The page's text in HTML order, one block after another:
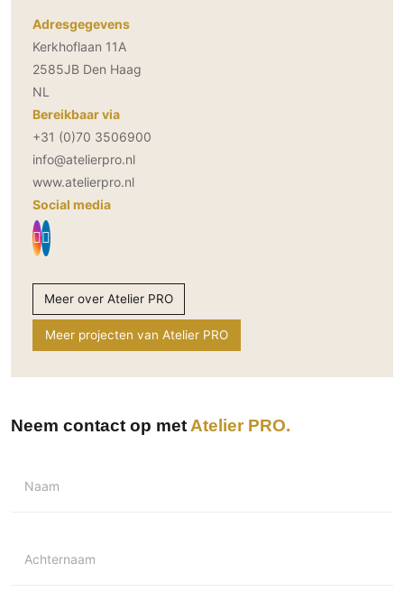
Adresgegevens
Kerkhoflaan 11A
2585JB Den Haag
NL
Bereikbaar via
+31 (0)70 3506900
info@atelierpro.nl
www.atelierpro.nl
Social media
Meer over Atelier PRO
Meer projecten van Atelier PRO
Neem contact op metAtelier PRO
Naam
Achternaam